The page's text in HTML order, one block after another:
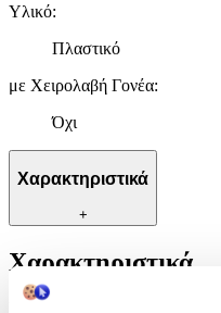
Υλικό:
Πλαστικό
με Χειρολαβή Γονέα:
Όχι
Χαρακτηριστικά
+
Χαρακτηριστικά